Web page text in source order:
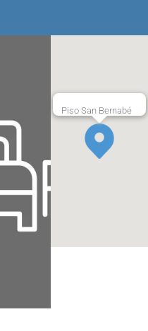
Piso San Bernabé